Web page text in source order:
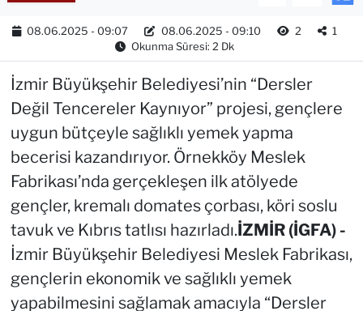
08.06.2025 - 09:07 08.06.2025 - 09:10 2
1
Okunma Süresi: 2 Dk
İzmir Büyükşehir Belediyesi’nin “Dersler
Değil Tencereler Kaynıyor” projesi, gençlere
uygun bütçeyle sağlıklı yemek yapma
becerisi kazandırıyor. Örnekköy Meslek
Fabrikası’nda gerçekleşen ilk atölyede
gençler, kremalı domates çorbası, köri soslu
tavuk ve Kıbrıs tatlısı hazırladı.İZMİR (İGFA) -
İzmir Büyükşehir Belediyesi Meslek Fabrikası,
gençlerin ekonomik ve sağlıklı yemek
yapabilmesini sağlamak amacıyla “Dersler